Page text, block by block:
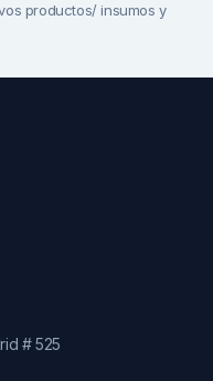
productos/ insumos y
# 525